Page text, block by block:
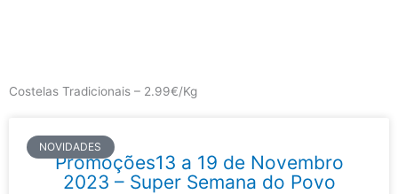
Costelas Tradicionais – 2.99€/Kg
NOVIDADES
Promoções13 a 19 de Novembro
2023 – Super Semana do Povo